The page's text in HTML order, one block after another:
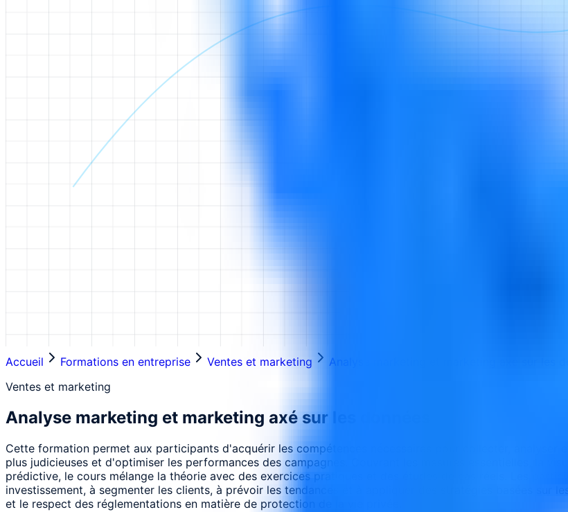
Accueil Formations en entreprise Ventes et marketing
Analyse marketing et marketing axé sur les
Ventes et marketing
Analyse marketing et marketing axé sur les données
Cette formation permet aux participants d'acquérir les compétences nécessaires pour collecter,
plus judicieuses et d'optimiser les performances des campagnes. Couvrant les mesures essentielles, la
prédictive, le cours mélange la théorie avec des exercices pratiques et des études de cas réels. Les
investissement, à segmenter les clients, à prévoir les tendances et à appliquer des stratégies basées sur
et le respect des réglementations en matière de protection de la vie privée.